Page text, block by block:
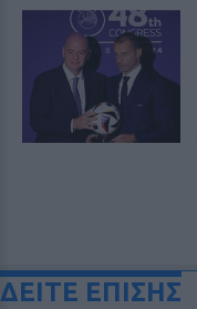
ΔΕΙΤΕ ΕΠΙΣΗΣ